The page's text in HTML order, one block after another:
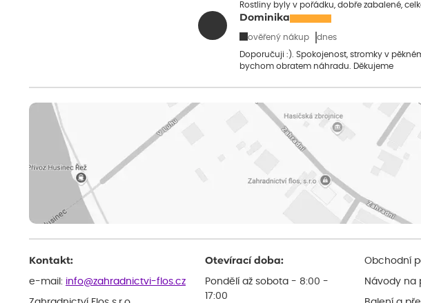
Rostliny byly v pořádku, dobře zabalené,
Dominika
ověřený nákup dnes
Doporučuji :). Spokojenost, stromky v
bychom obratem náhradu. Děkujeme
Kontakt:
e-mail: info@zahradnictvi-flos.cz
Otevírací doba:
Pondělí až sobota - 8:00 -
17:00
Obchodní
Návody na